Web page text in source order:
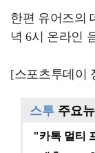
한편 유어즈의
녁 6시 온라인
[스포츠투데이
스투 주요